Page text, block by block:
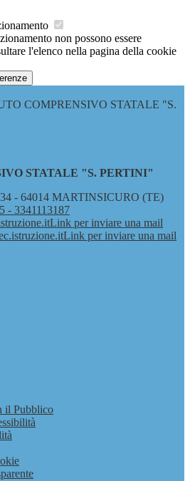
non possono essere
l'elenco nella pagina della cookie
COMPRENSIVO STATALE "S.
STATALE "S. PERTINI"
- 64014 MARTINSICURO (TE)
- 3341113187
Link per inviare una mail
Link per inviare una mail
il Pubblico